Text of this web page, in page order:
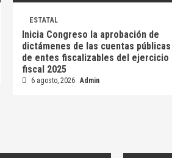
ESTATAL
Inicia Congreso la aprobación de
dictámenes de las cuentas públicas
de entes fiscalizables del ejercicio
fiscal 2025
6 agosto, 2026 Admin